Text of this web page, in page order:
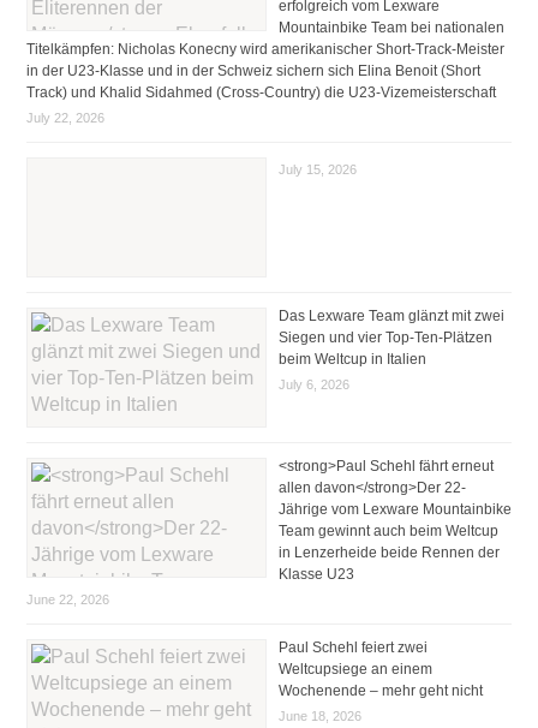
erfolgreich vom Lexware
Mountainbike Team bei nationalen
Titelkämpfen: Nicholas Konecny wird amerikanischer Short-Track-Meister
in der U23-Klasse und in der Schweiz sichern sich Elina Benoit (Short
Track) und Khalid Sidahmed (Cross-Country) die U23-Vizemeisterschaft
July 22, 2026
July 15, 2026
Das Lexware Team glänzt mit zwei
Siegen und vier Top-Ten-Plätzen
beim Weltcup in Italien
July 6, 2026
<strong>Paul Schehl fährt erneut
allen davon</strong>Der 22-
Jährige vom Lexware Mountainbike
Team gewinnt auch beim Weltcup
in Lenzerheide beide Rennen der
Klasse U23
June 22, 2026
Paul Schehl feiert zwei
Weltcupsiege an einem
Wochenende – mehr geht nicht
June 18, 2026